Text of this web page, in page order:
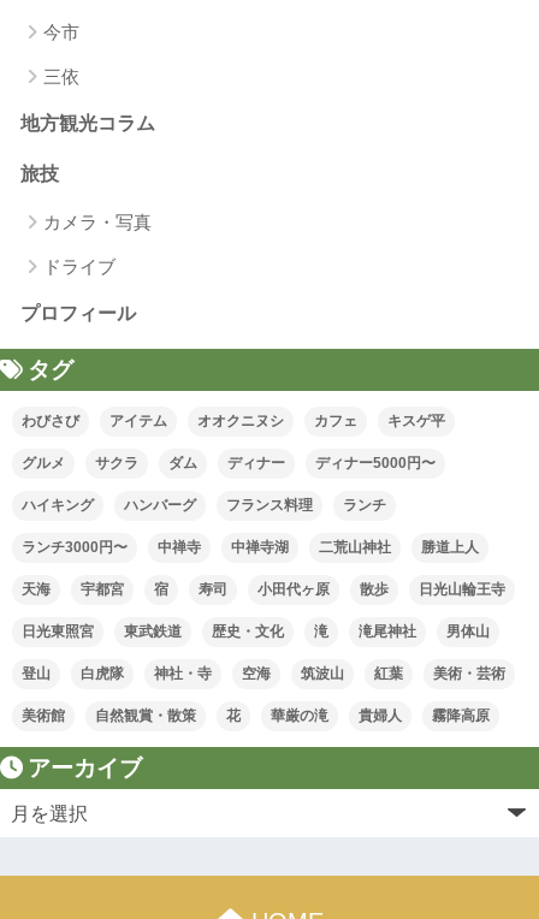
今市
三依
地方観光コラム
旅技
カメラ・写真
ドライブ
プロフィール
タグ
わびさび アイテム オオクニヌシ カフェ キスゲ平
グルメ サクラ ダム ディナー ディナー5000円〜
ハイキング ハンバーグ フランス料理 ランチ
ランチ3000円〜 中禅寺 中禅寺湖 二荒山神社 勝道上人
天海 宇都宮 宿 寿司 小田代ヶ原 散歩 日光山輪王寺
日光東照宮 東武鉄道 歴史・文化 滝 滝尾神社 男体山
登山 白虎隊 神社・寺 空海 筑波山 紅葉 美術・芸術
美術館 自然観賞・散策 花 華厳の滝 貴婦人 霧降高原
アーカイブ